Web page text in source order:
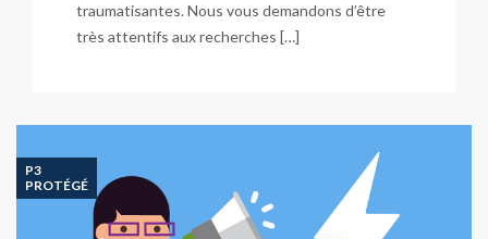
traumatisantes. Nous vous demandons d’être
très attentifs aux recherches […]
P3
PROTÉGÉ